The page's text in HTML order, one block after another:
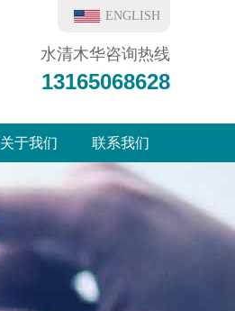
ENGLISH
水清木华咨询热线
13165068628
关于我们 联系我们